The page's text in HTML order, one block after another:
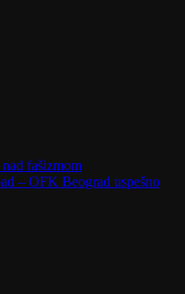
fašizmom
– OFK Beograd uspešno